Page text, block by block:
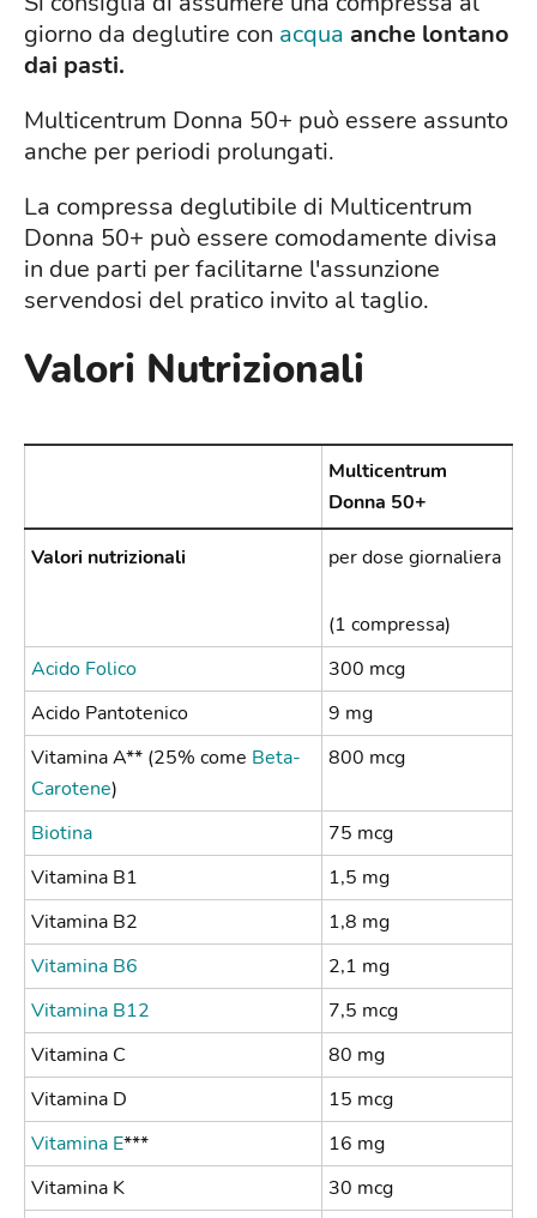
giorno da deglutire con acqua anche lontano
dai pasti.
Multicentrum Donna 50+ può essere assunto
anche per periodi prolungati.
La compressa deglutibile di Multicentrum
Donna 50+ può essere comodamente divisa
in due parti per facilitarne l'assunzione
servendosi del pratico invito al taglio.
Valori Nutrizionali
Multicentrum
Donna 50+
Valori nutrizionali per dose giornaliera
(1 compressa)
Acido Folico
300 mcg
Acido Pantotenico
9 mg
Vitamina A** (25% come Beta-
Carotene)
800 mcg
Biotina
75 mcg
Vitamina B1
1,5 mg
Vitamina B2
1,8 mg
Vitamina B6
2,1 mg
Vitamina B12
7,5 mcg
Vitamina C
80 mg
Vitamina D
15 mcg
Vitamina E***
16 mg
Vitamina K
30 mcg